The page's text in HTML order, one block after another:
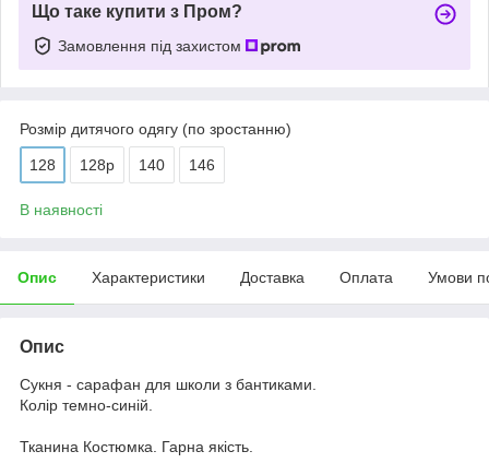
Що таке купити з Пром?
Замовлення під захистом
Розмір дитячого одягу (по зростанню)
128 128р 140 146
В наявності
Опис Характеристики Доставка Оплата Умови
Опис
Сукня - сарафан для школи з бантиками.
Колір темно-синій.
Тканина Костюмка. Гарна якість.